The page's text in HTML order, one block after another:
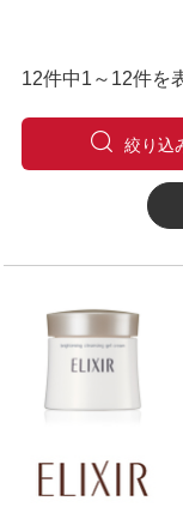
12件中1～12件を
絞り込